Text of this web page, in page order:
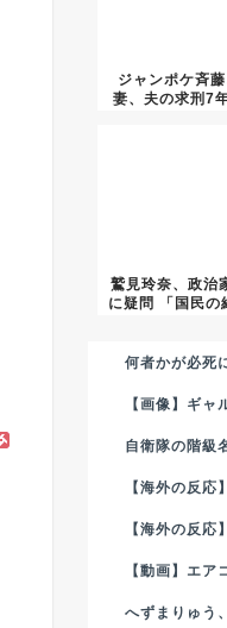
ジャンポケ斉
妻、夫の求刑7
鷲見玲奈、政治
に疑問 「国民の
何者かが必死
【画像】ギ
自衛隊の階級
【海外の反
【海外の反
【動画】エ
へずまりゅう